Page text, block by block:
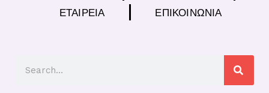
ΕΤΑΙΡΕΊΑ
ΕΠΙΚΟΙΝΩΝΊΑ